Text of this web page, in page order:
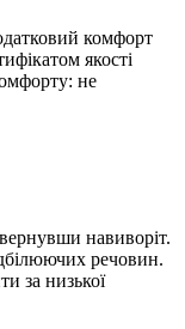
комфорт
якості
не
навиворіт.
речовин.
за низької